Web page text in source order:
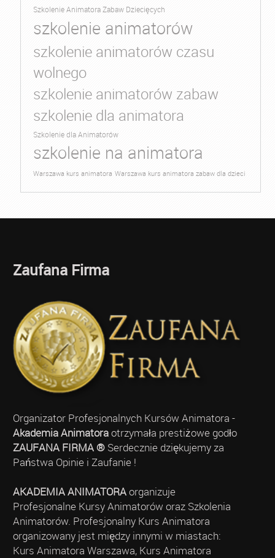
Szkolenie Animatora Zabaw Dziecięcych
szkolenie animatorów
szkolenie animatorów czasu
wolnego
szkolenie animatorów zabaw
szkolenie dla animatora
Szkolenie dla Animatorów
szkolenie na animatora
Warszawa kurs animatora Warszawa kurs animatora zabaw dla dzieci
Zaufana Firma
Organizator Profesjonalnych Kursów Animatora -
Akademia Animatoraotrzymała prestiżowe godło
ZAUFANA FIRMA ®Serdecznie dziękujemy za
Państwa Opinie i Zaufanie !
AKADEMIA ANIMATORAorganizuje
Profesjonalne Kursy Animatorów oraz Szkolenia
Animatorów. Profesjonalny Kurs Animatora
organizowany jest między innymi w miastach:
Kurs Animatora Warszawa, Kurs Animatora